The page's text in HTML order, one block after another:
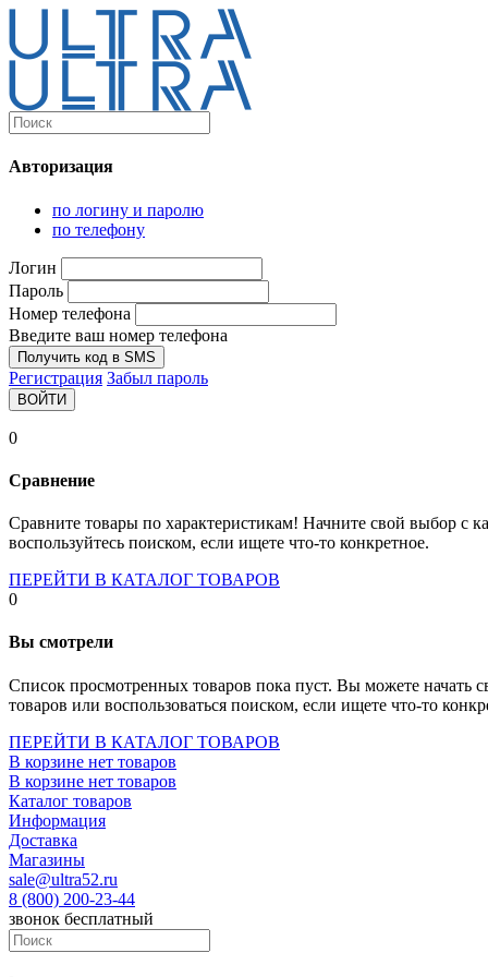
Каталог
Компьютеры и комплектующие
Персональные компьютеры
Моноблоки
Мониторы
Комплектующие
Socket-2066
Socket-775
Socket-fm2
Socket-am4
Socket- intel s1151
Socket- intel s2066
Socket- intel s1700
Авторизация
по логину и паролю
по телефону
Логин
Пароль
Номер телефона
Введите ваш номер телефона
Получить код в SMS
Регистрация Забыл пароль
ВОЙТИ
0
Сравнение
Сравните товары по характеристикам! Начните свой выбор с
воспользуйтесь поиском, если ищете что-то конкретное.
ПЕРЕЙТИ В КАТАЛОГ ТОВАРОВ
0
Вы смотрели
Список просмотренных товаров пока пуст. Вы можете начать
товаров или воспользоваться поиском, если ищете что-то
ПЕРЕЙТИ В КАТАЛОГ ТОВАРОВ
В корзине нет товаров
В корзине нет товаров
Каталог товаров
Информация
Доставка
Магазины
sale@ultra52.ru
8 (800) 200-23-44
звонок бесплатный